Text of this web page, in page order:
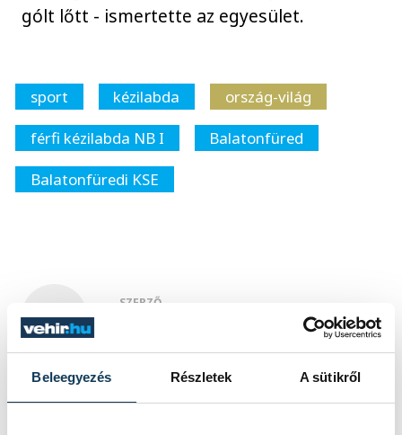
Beleegyezés Részletek A sütikről
gólt lőtt - ismertette az egyesület.
sport kézilabda
ország-világ
férfi kézilabda NB I
Balatonfüred
Balatonfüredi KSE
SZERZŐ